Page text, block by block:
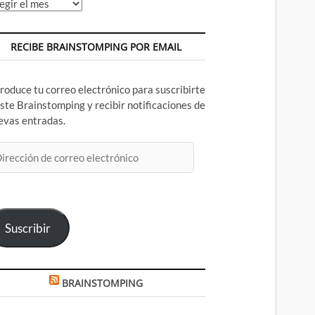
RECIBE BRAINSTOMPING POR EMAIL
tu correo electrónico para suscribirte
Brainstomping y recibir notificaciones de
entradas.
Suscribir
BRAINSTOMPING